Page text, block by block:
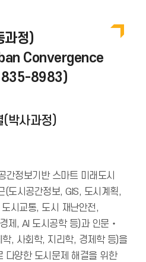
과정)
Convergence
835-8983)
(박사과정)
간정보기반 스마트 미래도시
(도시공간정보, GIS, 도시계획,
시교통, 도시 재난안전,
제, AI 도시공학 등)과 인문‧
, 사회학, 지리학, 경제학 등)을
양한 도시문제 해결을 위한